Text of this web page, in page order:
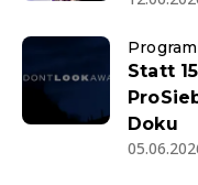
Statt
Doku